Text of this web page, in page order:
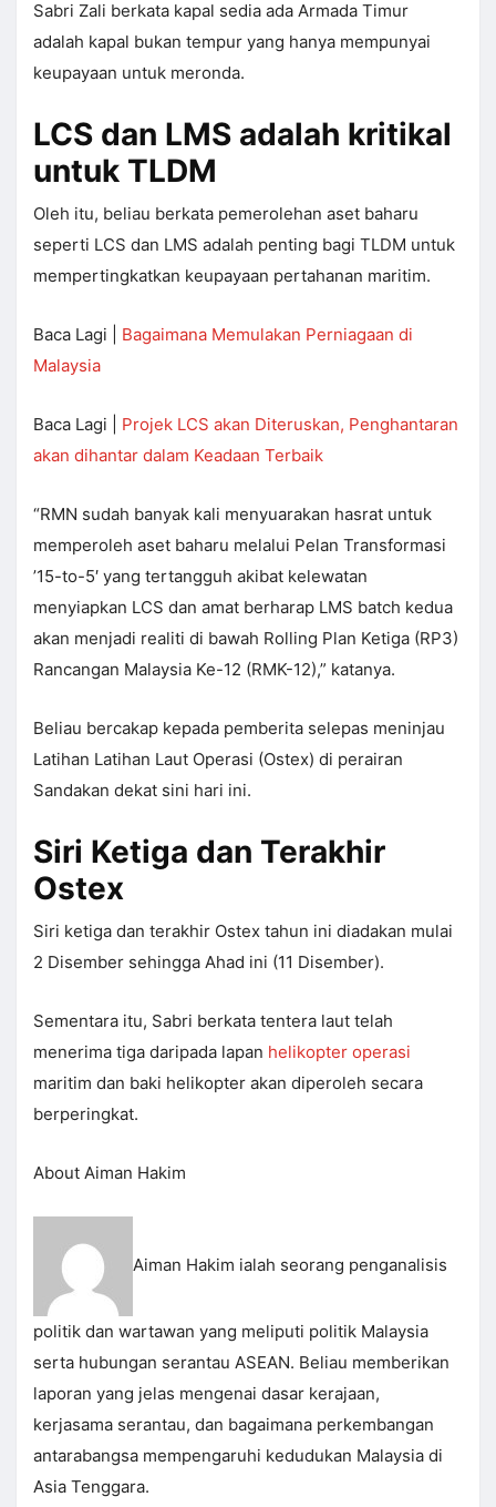
Sabri Zali berkata kapal sedia ada Armada Timur
adalah kapal bukan tempur yang hanya mempunyai
keupayaan untuk meronda.
LCS dan LMS adalah kritikal
untuk TLDM
Oleh itu, beliau berkata pemerolehan aset baharu
seperti LCS dan LMS adalah penting bagi TLDM untuk
mempertingkatkan keupayaan pertahanan maritim.
Baca Lagi | Bagaimana Memulakan Perniagaan di
Malaysia
Baca Lagi | Projek LCS akan Diteruskan, Penghantaran
akan dihantar dalam Keadaan Terbaik
“RMN sudah banyak kali menyuarakan hasrat untuk
memperoleh aset baharu melalui Pelan Transformasi
’15-to-5′ yang tertangguh akibat kelewatan
menyiapkan LCS dan amat berharap LMS batch kedua
akan menjadi realiti di bawah Rolling Plan Ketiga (RP3)
Rancangan Malaysia Ke-12 (RMK-12),” katanya.
Beliau bercakap kepada pemberita selepas meninjau
Latihan Latihan Laut Operasi (Ostex) di perairan
Sandakan dekat sini hari ini.
Siri Ketiga dan Terakhir
Ostex
Siri ketiga dan terakhir Ostex tahun ini diadakan mulai
2 Disember sehingga Ahad ini (11 Disember).
Sementara itu, Sabri berkata tentera laut telah
menerima tiga daripada lapan helikopter operasi
maritim dan baki helikopter akan diperoleh secara
berperingkat.
About Aiman Hakim
Aiman Hakim ialah seorang penganalisis
politik dan wartawan yang meliputi politik Malaysia
serta hubungan serantau ASEAN. Beliau memberikan
laporan yang jelas mengenai dasar kerajaan,
kerjasama serantau, dan bagaimana perkembangan
antarabangsa mempengaruhi kedudukan Malaysia di
Asia Tenggara.